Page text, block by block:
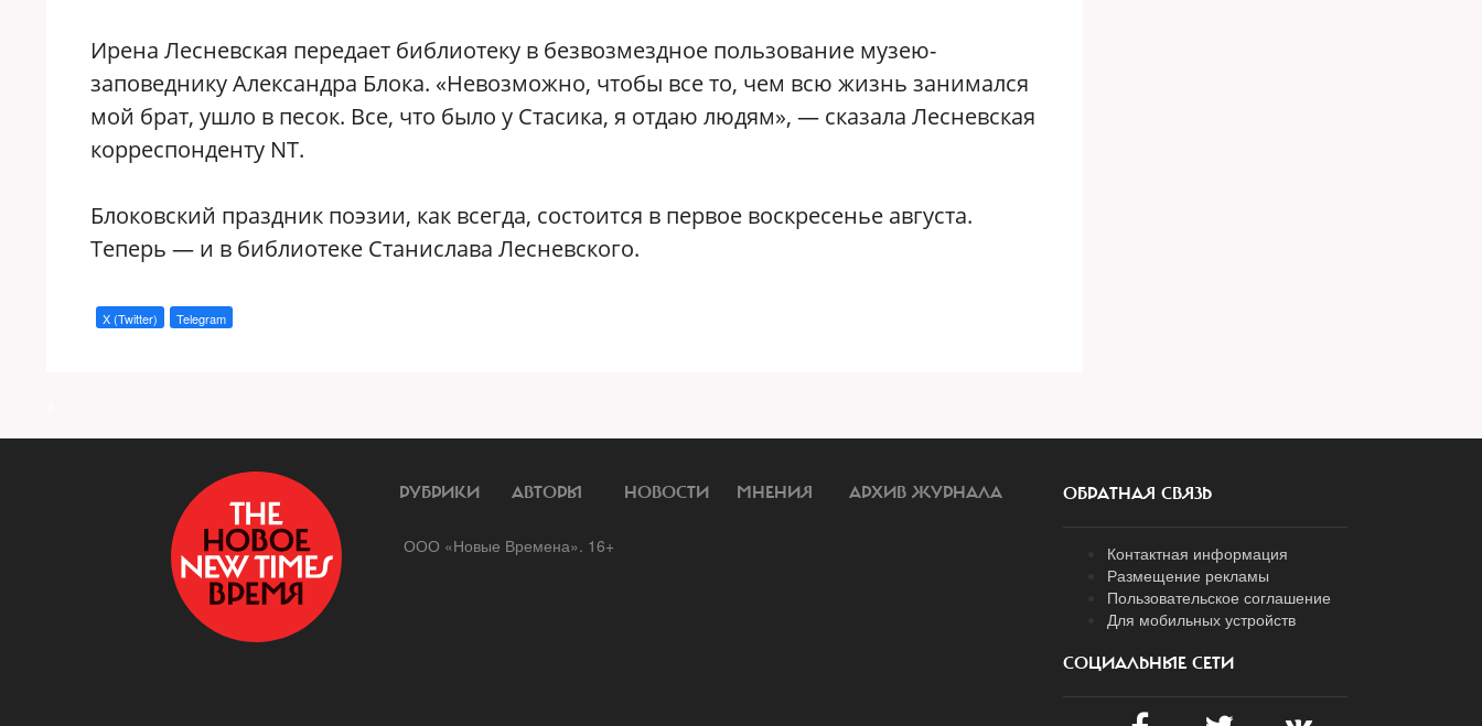
Ирена Лесневская передает библиотеку в безвозмездное пользование музею-
заповеднику Александра Блока. «Невозможно, чтобы все то, чем всю жизнь занимался
мой брат, ушло в песок. Все, что было у Стасика, я отдаю людям», — сказала Лесневская
корреспонденту NT.
Блоковский праздник поэзии, как всегда, состоится в первое воскресенье августа.
Теперь — и в библиотеке Станислава Лесневского.
X (Twitter) Telegram
РУБРИКИ АВТОРЫ НОВОСТИ МНЕНИЯ АРХИВ ЖУРНАЛА
ООО «Новые Времена». 16+
ОБРАТНАЯ СВЯЗЬ
Контактная информация
Размещение рекламы
Пользовательское соглашение
Для мобильных устройств
СОЦИАЛЬНЫЕ СЕТИ